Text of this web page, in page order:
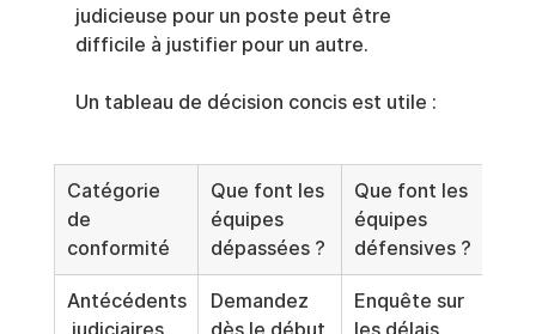
judicieuse pour un poste peut être
difficile à justifier pour un autre.
Un tableau de décision concis est utile :
Catégorie
de
conformité
Que font les
équipes
dépassées ?
Que font les
équipes
défensives ?
Antécédents
judiciaires
Demandez
dès le début
Enquête sur
les délais